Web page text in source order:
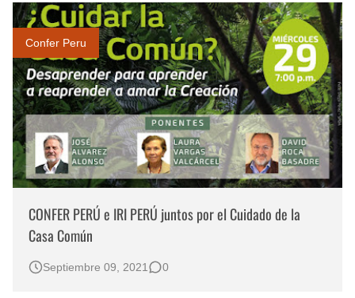
Confer Peru
CONFER PERÚ e IRI PERÚ juntos por el Cuidado de la
Casa Común
Septiembre 09, 2021 0